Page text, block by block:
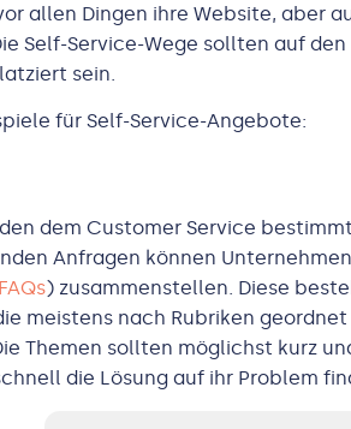
allen Dingen ihre Website, aber
Self-Service-Wege sollten auf
sein.
für Self-Service-Angebote:
dem Customer Service
Anfragen können
FAQs) zusammenstellen. Diese
meistens nach Rubriken geordnet
Themen sollten möglichst kurz
die Lösung auf ihr Problem